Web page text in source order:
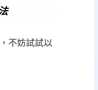
不妨試試以